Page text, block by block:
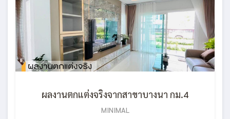
#sbdesignsquare #เฟอร์นิเจอร์บิลท์อิน
#CustomizedFurniture #บิวท์อิน #บิลท์อิน
ผลงานตกแต่งจริงจากสาขาบางนา กม.4
MINIMAL